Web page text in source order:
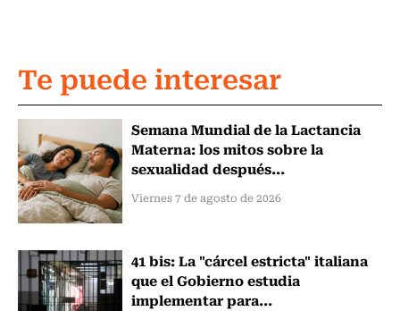
Te puede interesar
Semana Mundial de la Lactancia
Materna: los mitos sobre la
sexualidad después...
Viernes 7 de agosto de 2026
41 bis: La "cárcel estricta" italiana
que el Gobierno estudia
implementar para...